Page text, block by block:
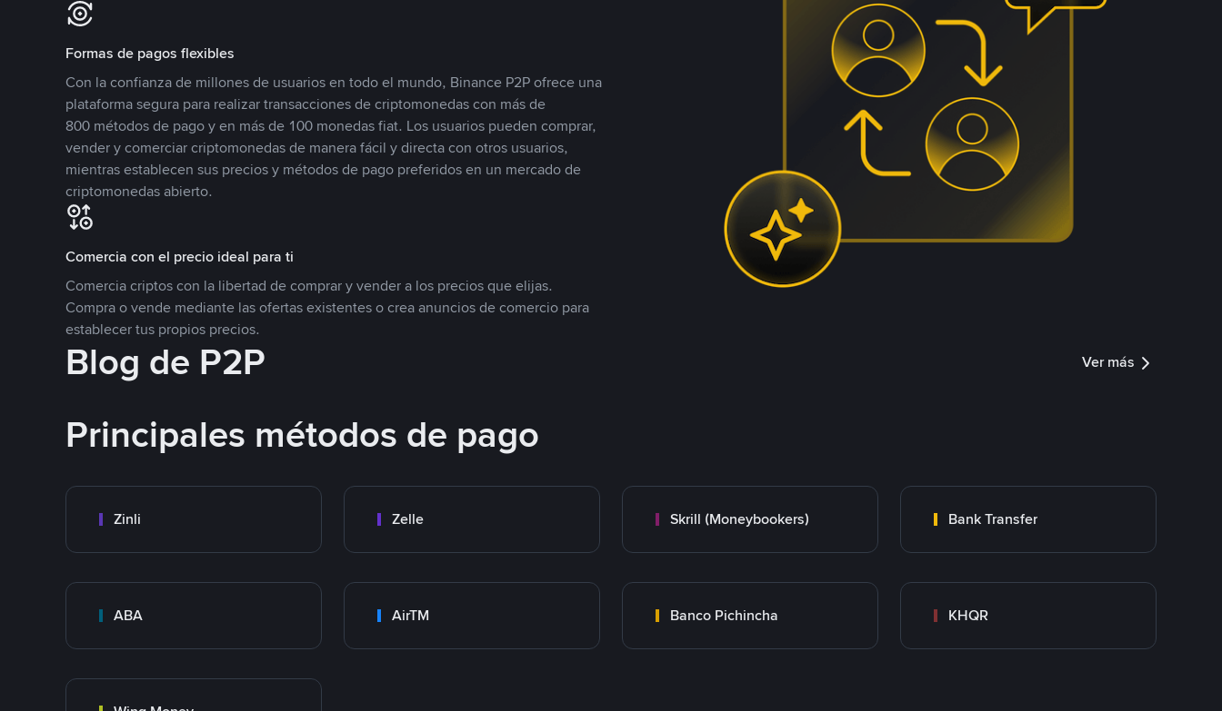
Formas de pagos flexibles
Con la confianza de millones de usuarios en todo el mundo, Binance P2P ofrece una
plataforma segura para realizar transacciones de criptomonedas con más de
800 métodos de pago y en más de 100 monedas fiat. Los usuarios pueden comprar,
vender y comerciar criptomonedas de manera fácil y directa con otros usuarios,
mientras establecen sus precios y métodos de pago preferidos en un mercado de
criptomonedas abierto.
Comercia con el precio ideal para ti
Comercia criptos con la libertad de comprar y vender a los precios que elijas.
Compra o vende mediante las ofertas existentes o crea anuncios de comercio para
establecer tus propios precios.
Blog de P2P Ver más
Principales métodos de pago
Zinli Zelle Skrill (Moneybookers) Bank Transfer
ABA AirTM Banco Pichincha KHQR